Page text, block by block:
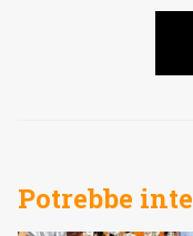
Potrebbe